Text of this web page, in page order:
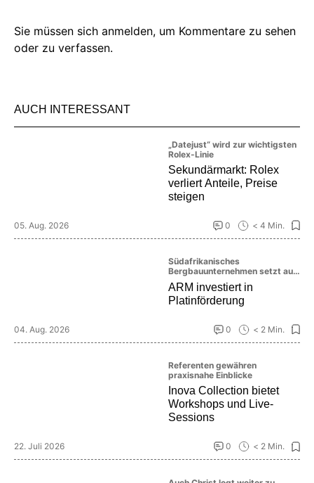
Sie müssen sich anmelden, um Kommentare zu sehen
oder zu verfassen.
AUCH INTERESSANT
„Datejust“ wird zur wichtigsten
Rolex-Linie
Sekundärmarkt: Rolex
verliert Anteile, Preise
steigen
05. Aug. 2026 0 < 4 Min.
Südafrikanisches
Bergbauunternehmen setzt auf
die Zukunft des Platinmarktes
ARM investiert in
Platinförderung
04. Aug. 2026 0 < 2 Min.
Referenten gewähren
praxisnahe Einblicke
Inova Collection bietet
Workshops und Live-
Sessions
22. Juli 2026 0 < 2 Min.